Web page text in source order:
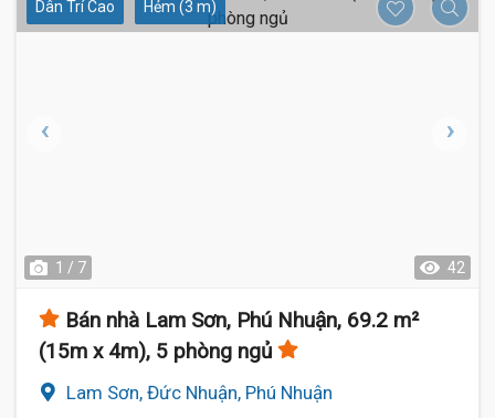
Dân Trí Cao Hẻm (3 m)
1 / 7 42
Bán nhà Lam Sơn, Phú Nhuận, 69.2 m²
(15m x 4m), 5 phòng ngủ
Lam Sơn, Đức Nhuận, Phú Nhuận